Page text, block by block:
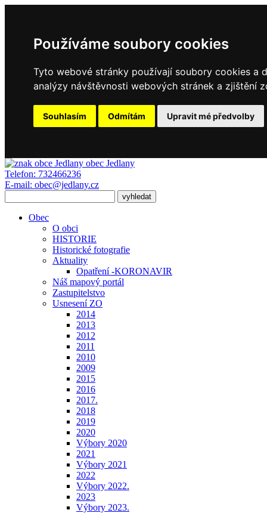
Používáme soubory cookies
Tyto webové stránky používají soubory cookies a
analýzy návštěvnosti webových stránek a zjištění
Souhlasím Odmítám Upravit mé předvolby
obec Jedlany
Telefon: 732466236
E-mail: obec@jedlany.cz
Obec
O obci
HISTORIE
Historické fotografie
Aktuality
Opatření -KORONAVIR
Náš mapový portál
Zastupitelstvo
Usnesení ZO
2014
2013
2012
2011
2010
2009
2015
2016
2017.
2018
2019
2020
Výbory 2020
2021
Výbory 2021
2022
Výbory 2022.
2023
Výbory 2023.